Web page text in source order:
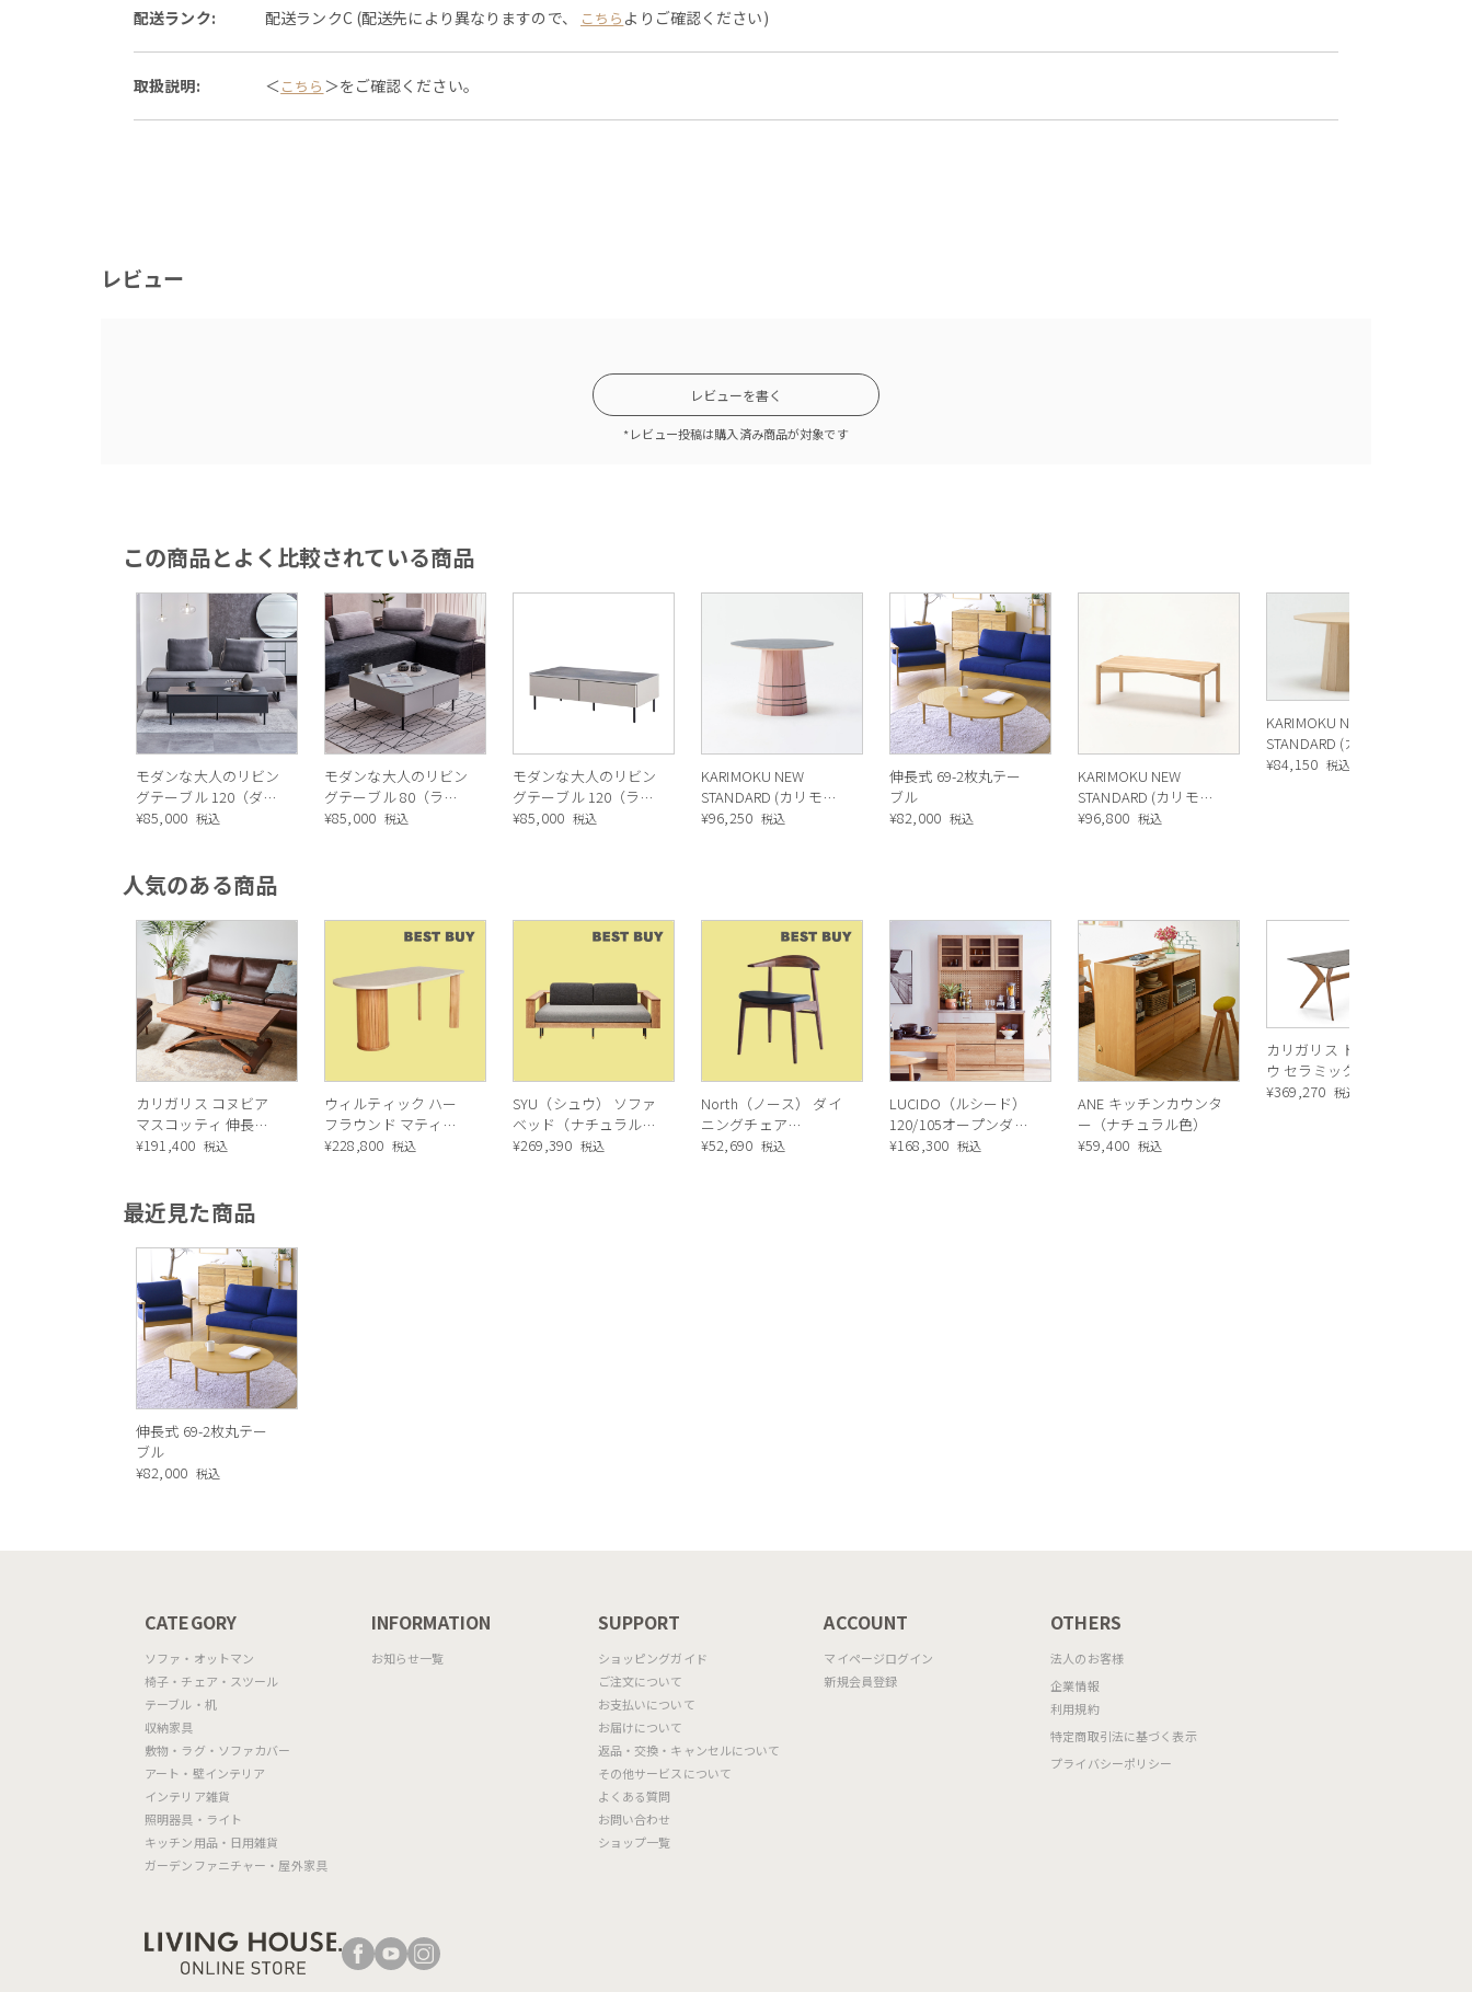
配送ランク: 配送ランクC (配送先により異なりますので、 こちら よりご確認ください)
取扱説明: ＜ こちら ＞をご確認ください。
レビュー
レビューを書く
*レビュー投稿は購入済み商品が対象です
この商品とよく比較されている商品
モダンな大人のリビン
グテーブル 120（ダー
クグレー）
¥85,000 税込
モダンな大人のリビン
グテーブル 80（ライ
トグレー）
¥85,000 税込
モダンな大人のリビン
グテーブル 120（ライ
トグレー）
¥85,000 税込
KARIMOKU NEW
STANDARD (カリモク
ニュースタンダード)
¥96,250 税込
伸長式 69-2枚丸テー
ブル
¥82,000 税込
KARIMOKU NEW
STANDARD (カリモク
ニュースタンダード)
¥96,800 税込
KARIMOKU NEW
STANDARD (カリモク
ニュースタンダード)
¥84,150 税込
人気のある商品
カリガリス コヌビア
マスコッティ 伸長・
昇降式テーブル ／
P201
¥191,400 税込
ウィルティック ハー
フラウンド マティエ
ラ塗装 ダイニングテ
¥228,800 税込
SYU（シュウ） ソファ
ベッド（ナチュラル）
190cm
¥269,390 税込
North（ノース） ダイ
ニングチェア
AC02（ウォールナッ
¥52,690 税込
LUCIDO（ルシード）
120/105オープンダイ
ニングボード ナチュ
¥168,300 税込
ANE キッチンカウンタ
ー（ナチュラル色）
¥59,400 税込
カリガリス トウキョ
ウ セラミック ダイニ
ングテーブル ／
¥369,270 税込
最近見た商品
伸長式 69-2枚丸テー
ブル
¥82,000 税込
CATEGORY
ソファ・オットマン
椅子・チェア・スツール
テーブル・机
収納家具
敷物・ラグ・ソファカバー
アート・壁インテリア
インテリア雑貨
照明器具・ライト
キッチン用品・日用雑貨
ガーデンファニチャー・屋外家具
INFORMATION
お知らせ一覧
SUPPORT
ショッピングガイド
ご注文について
お支払いについて
お届けについて
返品・交換・キャンセルについて
その他サービスについて
よくある質問
お問い合わせ
ショップ一覧
ACCOUNT
マイページログイン
新規会員登録
OTHERS
法人のお客様
企業情報
利用規約
特定商取引法に基づく表示
プライバシーポリシー